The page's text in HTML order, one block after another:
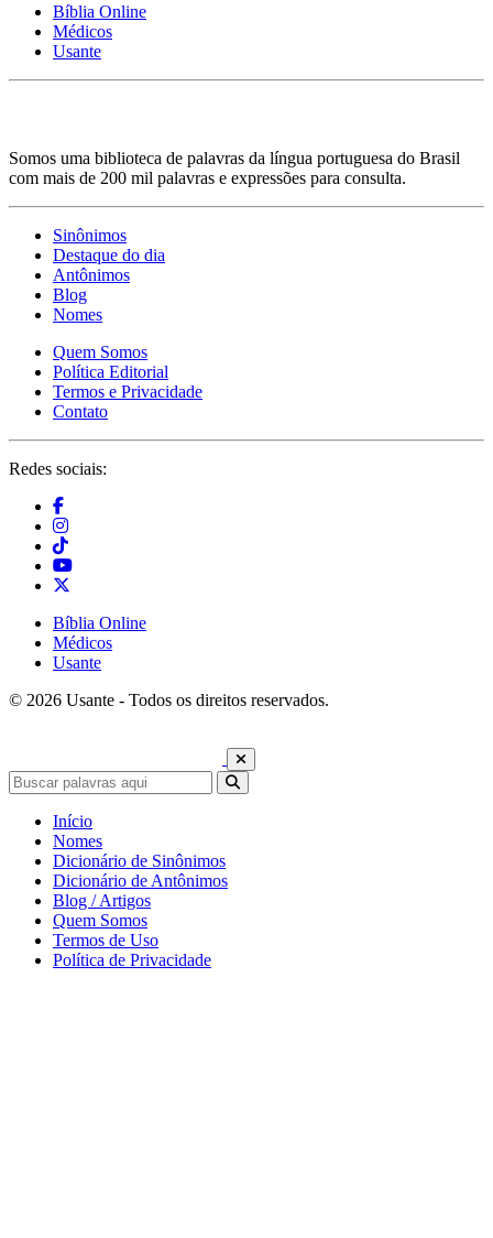
Bíblia Online
Médicos
Usante
Somos uma biblioteca de palavras da língua portuguesa do Brasil
com mais de 200 mil palavras e expressões para consulta.
Sinônimos
Destaque do dia
Antônimos
Blog
Nomes
Quem Somos
Política Editorial
Termos e Privacidade
Contato
Redes sociais:
Bíblia Online
Médicos
Usante
© 2026 Usante - Todos os direitos reservados.
Início
Nomes
Dicionário de Sinônimos
Dicionário de Antônimos
Blog / Artigos
Quem Somos
Termos de Uso
Política de Privacidade